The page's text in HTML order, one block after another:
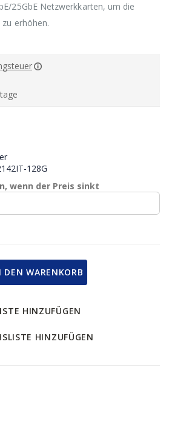
25GbE Netzwerkkarten, um die
erhöhen.
128G
wenn der Preis sinkt
DEN WARENKORB
HINZUFÜGEN
HINZUFÜGEN